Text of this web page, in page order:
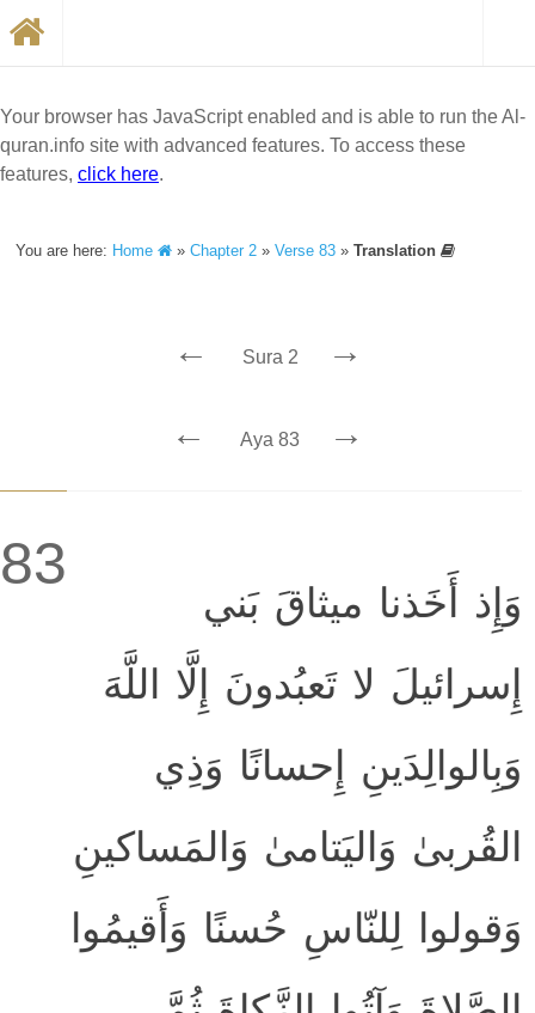
Your browser has JavaScript enabled and is able to run the Al-
quran.info site with advanced features. To access these
features, click here.
You are here: Home »Chapter 2 »Verse 83 »Translation
← Sura 2 →
← Aya 83 →
83
وَإِذ أَخَذنا ميثاقَ بَني
إِسرائيلَ لا تَعبُدونَ إِلَّا اللَّهَ
وَبِالوالِدَينِ إِحسانًا وَذِي
القُربىٰ وَاليَتامىٰ وَالمَساكينِ
وَقولوا لِلنّاسِ حُسنًا وَأَقيمُوا